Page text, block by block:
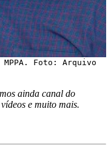
Foto: Arquivo
ainda canal do
e muito mais.